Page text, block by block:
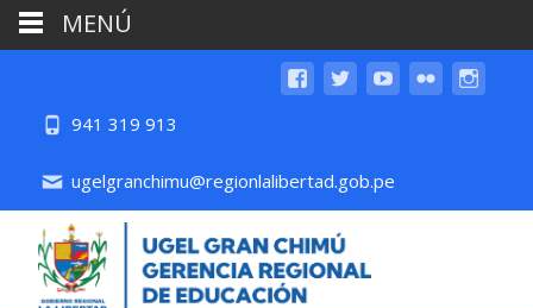
941 319 913
ugelgranchimu@regionlalibertad.gob.pe
MENÚ